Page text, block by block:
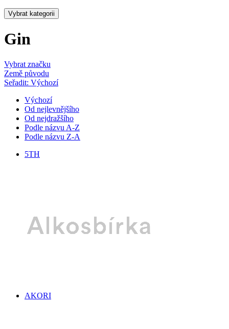
Vybrat kategorii
Gin
Vybrat značku
Země původu
Seřadit: Výchozí
Výchozí
Od nejlevnějšího
Od nejdražšího
Podle názvu A-Z
Podle názvu Z-A
5TH
AKORI